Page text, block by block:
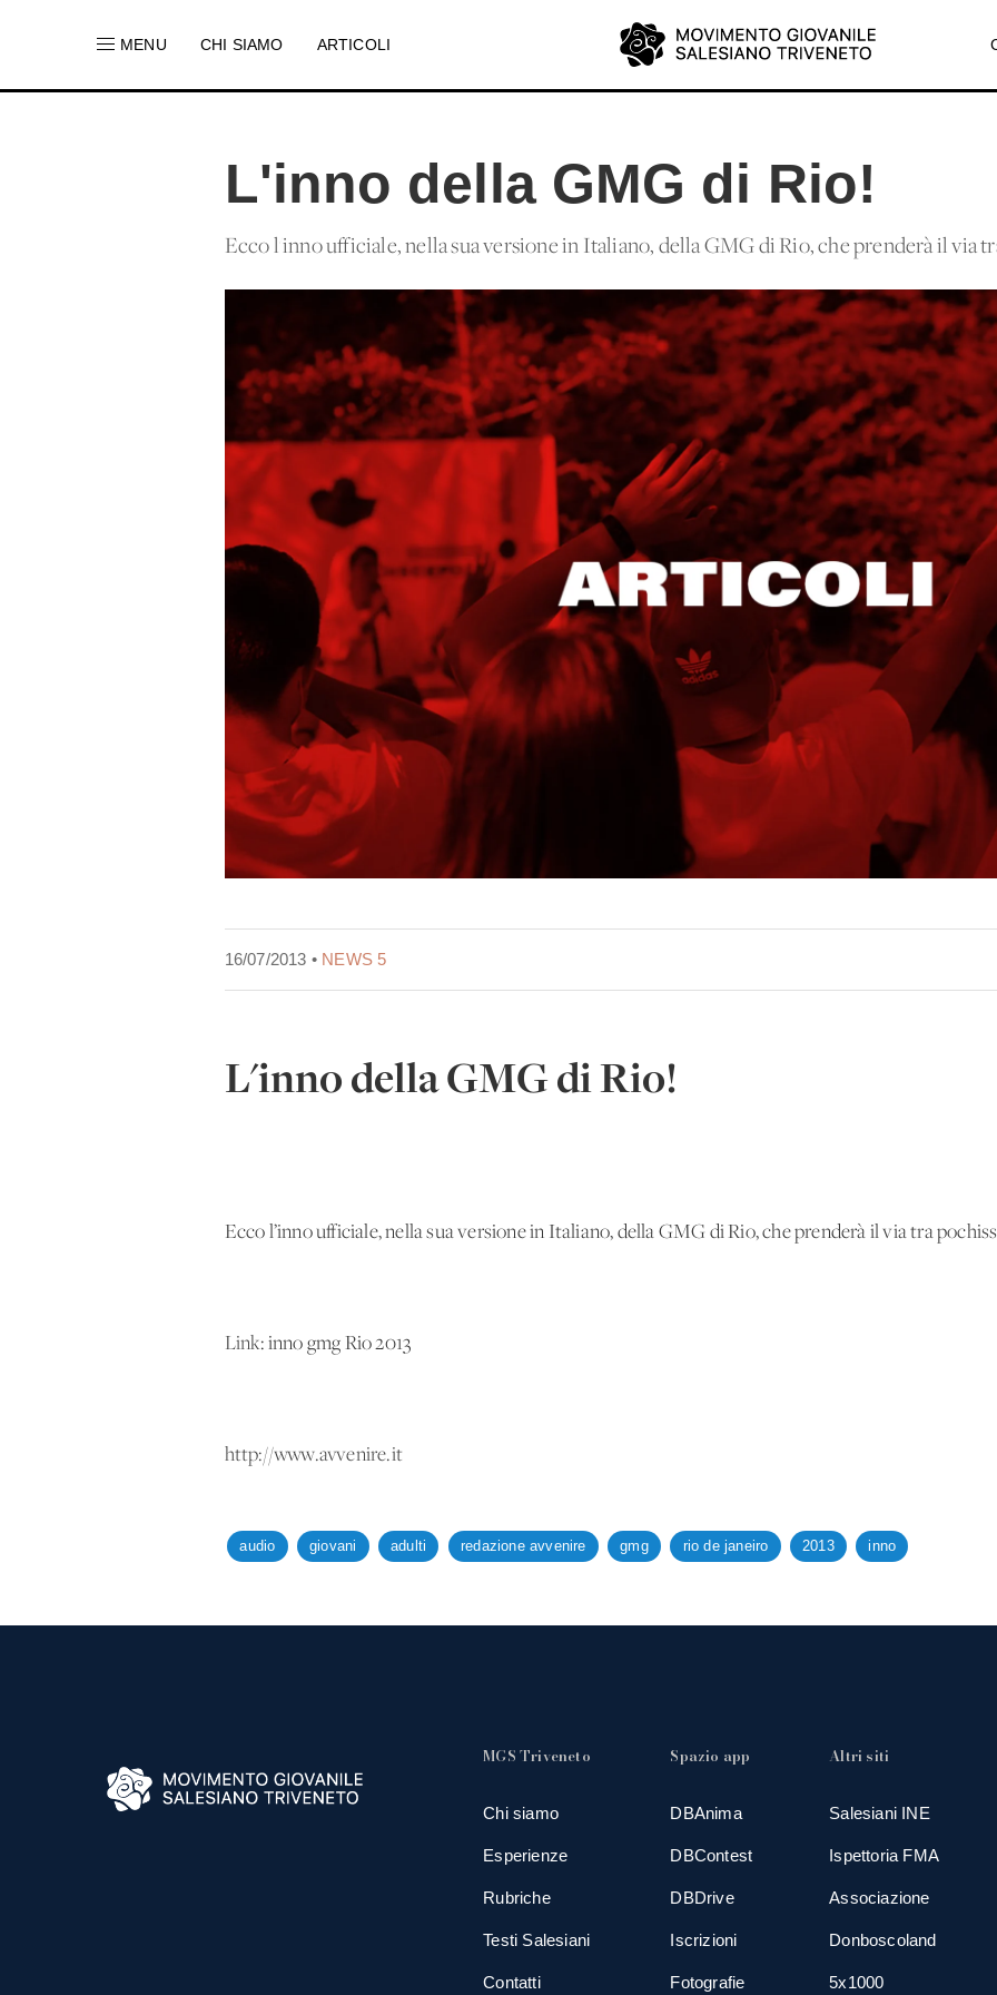
MENU CHI SIAMO ARTICOLI
L'inno della GMG di Rio!
Ecco l'inno ufficiale, nella sua versione in Italiano, della GMG di Rio, che prenderà il via
16/07/2013 • NEWS 5
L'inno della GMG di Rio!
Ecco l’inno ufficiale, nella sua versione in Italiano, della GMG di Rio, che prenderà il via tra
Link: inno gmg Rio 2013
http://www.avvenire.it
audio giovani adulti redazione avvenire gmg rio de janeiro 2013 inno
MGS Triveneto
Chi siamo
Esperienze
Rubriche
Testi Salesiani
Contatti
Spazio app
DBAnima
DBContest
DBDrive
Iscrizioni
Fotografie
Altri siti
Salesiani INE
Ispettoria FMA
Associazione
Donboscoland
5x1000